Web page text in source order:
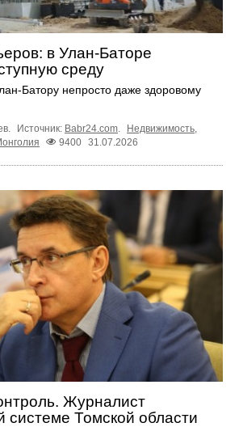
в Улан-Баторе
среду
Батору непросто даже здоровому
Источник: Babr24.com. Недвижимость,
9400 31.07.2026
Журналист
системе Томской области